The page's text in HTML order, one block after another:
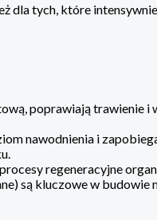
dla tych, które
poprawiają trawienie i
nawodnienia i
regeneracyjne
są kluczowe w budowie